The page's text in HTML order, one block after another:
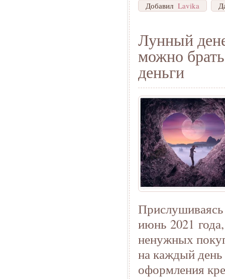
Добавил Lavika
Лунный
можно
деньги
Прислушиваясь
июнь 2021
ненужных
на каждый день
оформления